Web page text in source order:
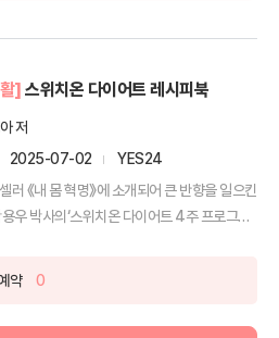
] 스위치온 다이어트 레시피북
저
2025-07-02
YES24
러 《내 몸 혁명》에 소개되어 큰 반향을 일으킨
우 박사의‘스위치온 다이어트 4주 프로그
약 0